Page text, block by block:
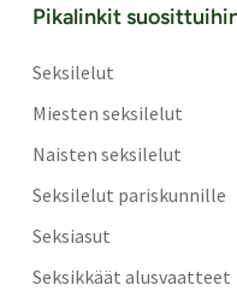
Pikalinkit
Seksilelut
Miesten seksilelut
Naisten seksilelut
Seksilelut pariskunnille
Seksiasut
Seksikkäät alusvaatteet